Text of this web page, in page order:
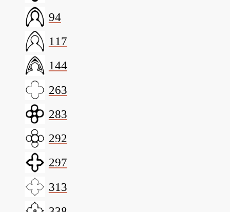
94
117
144
263
283
292
297
313